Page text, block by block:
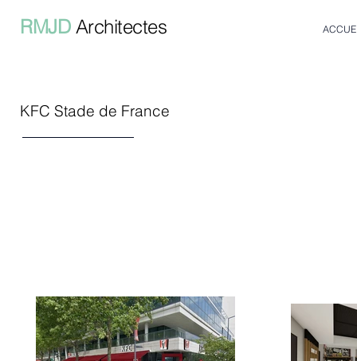
RMJDArchitectes
KFC Stade de France